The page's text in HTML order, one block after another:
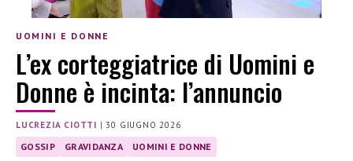
UOMINI E DONNE
L’ex corteggiatrice di Uomini e
Donne è incinta: l’annuncio
LUCREZIA CIOTTI |30 GIUGNO 2026
GOSSIP GRAVIDANZA UOMINI E DONNE